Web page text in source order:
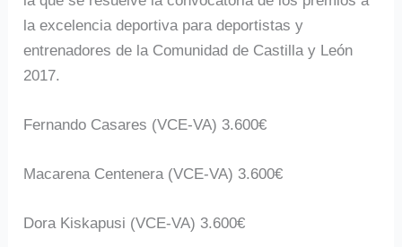
la excelencia deportiva para deportistas y
entrenadores de la Comunidad de Castilla y León
2017.
Fernando Casares (VCE-VA) 3.600€
Macarena Centenera (VCE-VA) 3.600€
Dora Kiskapusi (VCE-VA) 3.600€